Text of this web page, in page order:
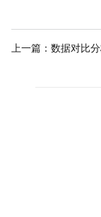
上一篇： 数据对比